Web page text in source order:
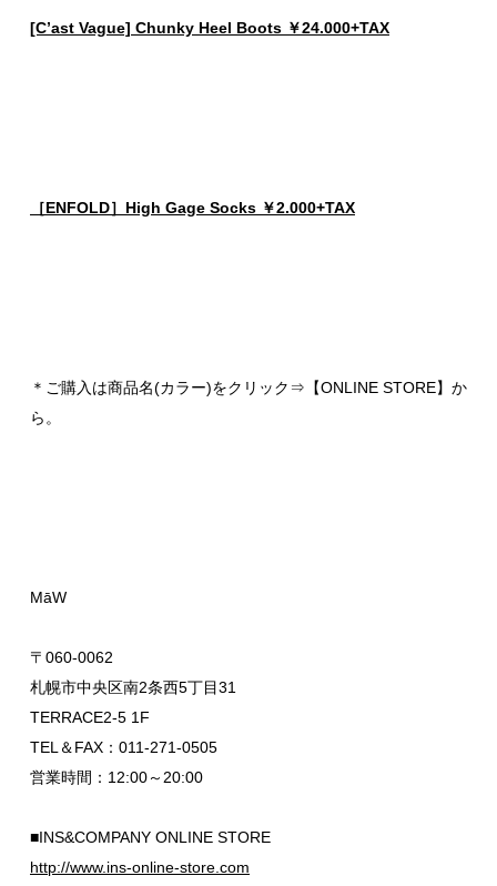
[C’ast Vague] Chunky Heel Boots ￥24.000+TAX
［ENFOLD］High Gage Socks ￥2.000+TAX
＊ご購入は商品名(カラー)をクリック⇒【ONLINE STORE】か
ら。
MāW
〒060-0062
札幌市中央区南2条西5丁目31
TERRACE2-5 1F
TEL＆FAX：011-271-0505
営業時間：12:00～20:00
■INS&COMPANY ONLINE STORE
http://www.ins-online-store.com